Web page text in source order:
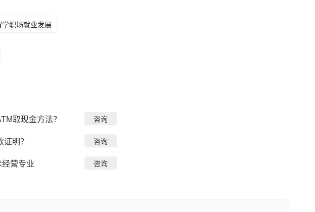
学职场就业发展
取现金方法？ 咨询
明？ 咨询
营专业 咨询